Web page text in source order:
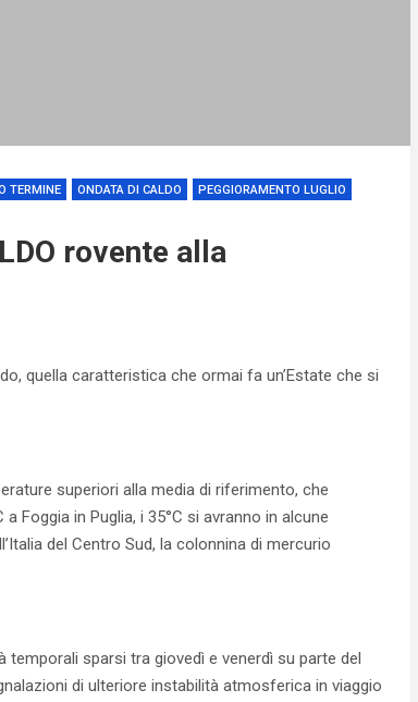
TERMINE ONDATA DI CALDO
PEGGIORAMENTO LUGLIO
rovente alla
quella caratteristica che ormai fa un’Estate che si
superiori alla media di riferimento, che
Foggia in Puglia, i 35°C si avranno in alcune
del Centro Sud, la colonnina di mercurio
sparsi tra giovedì e venerdì su parte del
di ulteriore instabilità atmosferica in viaggio